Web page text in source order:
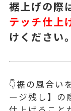
裾上げの際
テッチ仕上
けください。
👇裾の風合い
ージ残し】の